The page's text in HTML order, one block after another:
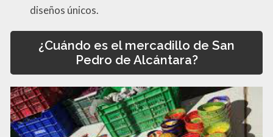
diseños únicos.
¿Cuándo es el mercadillo de San
Pedro de Alcántara?